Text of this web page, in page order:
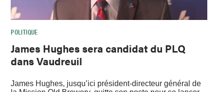
POLITIQUE
James Hughes sera candidat du PLQ
dans Vaudreuil
James Hughes, jusqu’ici président-directeur général de